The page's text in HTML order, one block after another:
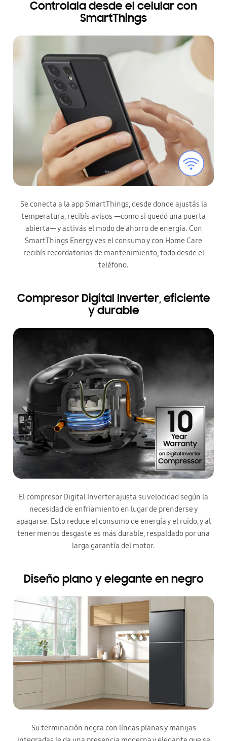
Controlala desde el celular con
SmartThings
Se conecta a la app SmartThings, desde donde ajustás la
temperatura, recibís avisos —como si quedó una puerta
abierta— y activás el modo de ahorro de energía. Con
SmartThings Energy ves el consumo y con Home Care
recibís recordatorios de mantenimiento, todo desde el
teléfono.
Compresor Digital Inverter, eficiente
y durable
El compresor Digital Inverter ajusta su velocidad según la
necesidad de enfriamiento en lugar de prenderse y
apagarse. Esto reduce el consumo de energía y el ruido, y al
tener menos desgaste es más durable, respaldado por una
larga garantía del motor.
Diseño plano y elegante en negro
Su terminación negra con líneas planas y manijas